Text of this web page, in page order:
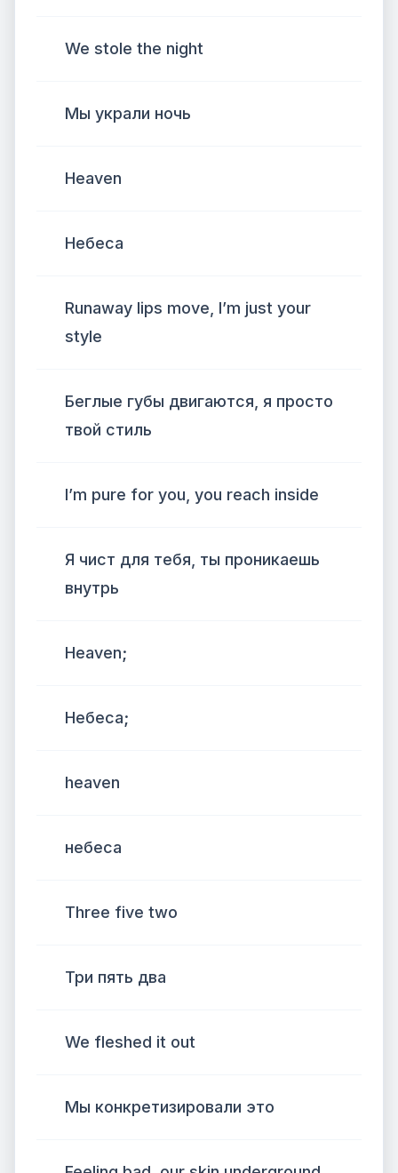
We stole the night
Мы украли ночь
Heaven
Небеса
Runaway lips move, I’m just your
style
Беглые губы двигаются, я просто
твой стиль
I’m pure for you, you reach inside
Я чист для тебя, ты проникаешь
внутрь
Heaven;
Небеса;
heaven
небеса
Three five two
Три пять два
We fleshed it out
Мы конкретизировали это